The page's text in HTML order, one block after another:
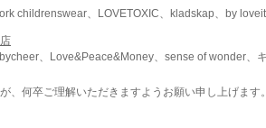
childrenswear、LOVETOXIC、kladskap、by
、Love&Peace&Money、sense of wonder、
、何卒ご理解いただきますようお願い申し上げます。